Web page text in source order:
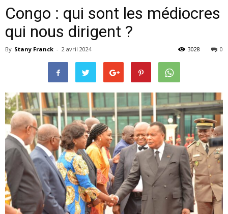
Congo : qui sont les médiocres
qui nous dirigent ?
By Stany Franck - 2 avril 2024 0
3028